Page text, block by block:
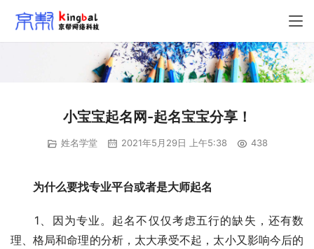
小宝宝起名网-起名宝宝分享！
姓名学堂 2021年5月29日 上午5:38 438
为什么要找专业平台或者是大师起名
1、因为专业。起名不仅仅考虑五行的缺失，还有数
理、格局和命理的分析，太大承受不起，太小又影响今后的